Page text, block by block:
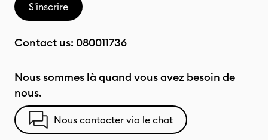
S'inscrire
Contact us: 080011736
Nous sommes là quand vous avez besoin de
nous.
Nous contacter via le chat